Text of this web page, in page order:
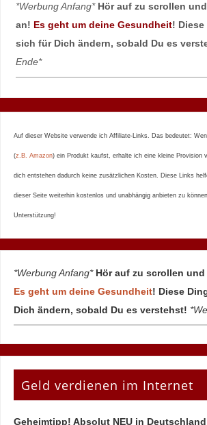
*Werbung Anfang* Hör auf zu scrollen
an! Es geht um deine Gesundheit! Diese
sich für Dich ändern, sobald Du es
Ende*
Auf dieser Website verwende ich Affiliate-Links. Das bedeutet:
(z.B. Amazon) ein Produkt kaufst, erhalte ich eine kleine Provision
dich entstehen dadurch keine zusätzlichen Kosten. Diese Links
dieser Seite weiterhin kostenlos und unabhängig anbieten zu
Unterstützung!
*Werbung Anfang* Hör auf zu scrollen
Es geht um deine Gesundheit! Diese
Dich ändern, sobald Du es verstehst!
Geld verdienen im Internet
Geheimtipp! Absolut NEU in